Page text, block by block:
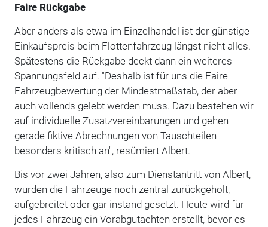
Faire Rückgabe
Aber anders als etwa im Einzelhandel ist der günstige
Einkaufspreis beim Flottenfahrzeug längst nicht alles.
Spätestens die Rückgabe deckt dann ein weiteres
Spannungsfeld auf. "Deshalb ist für uns die Faire
Fahrzeugbewertung der Mindestmaßstab, der aber
auch vollends gelebt werden muss. Dazu bestehen wir
auf individuelle Zusatzvereinbarungen und gehen
gerade fiktive Abrechnungen von Tauschteilen
besonders kritisch an", resümiert Albert.
Bis vor zwei Jahren, also zum Dienstantritt von Albert,
wurden die Fahrzeuge noch zentral zurückgeholt,
aufgebreitet oder gar instand gesetzt. Heute wird für
jedes Fahrzeug ein Vorabgutachten erstellt, bevor es